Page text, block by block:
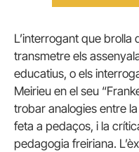
L’interrogant que brolla
transmetre els
educatius, o els
Meirieu en el seu
trobar analogies entre
feta a pedaços, i la
pedagogia freiriana.